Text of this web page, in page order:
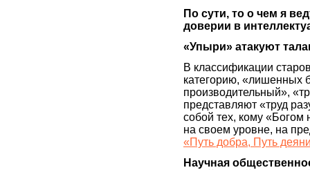
По сути, то о чем я
доверии в
«Упыри» атакуют
В классификации
категорию, «лишенных
производительный»,
представляют «труд
собой тех, кому «Богом
на своем уровне, на
«Путь добра, Путь
Научная